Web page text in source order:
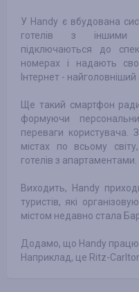
У Handy є вбудована
готелів з іншими
підключаються до
номерах і надають
Інтернет -
Ще такий смартфон
формуючи
переваги
містах по всьому
готелів з апартаментами.
Виходить, Handy
туристів, які
містом недавно стала
Додамо, що Handy працює
Наприклад, це Ritz-